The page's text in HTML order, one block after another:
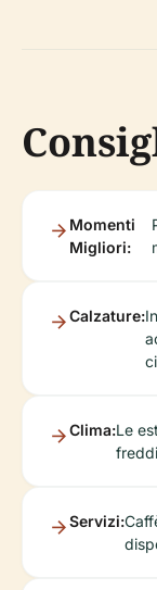
Momenti
Migliori:
Calzature:
Clima:Le
Servizi: